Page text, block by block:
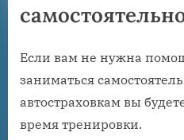
Если вам не нужна
заниматься
автостраховкам вы
время тренировки.